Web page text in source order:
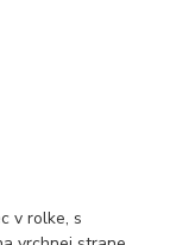
v rolke, s